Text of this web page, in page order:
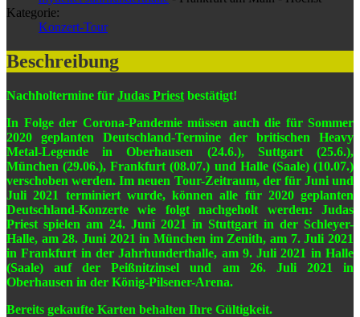
Kategorie:
Konzert-Tour
Beschreibung
Nachholtermine für Judas Priest bestätigt!
In Folge der Corona-Pandemie müssen auch die für Sommer
2020 geplanten Deutschland-Termine der britischen Heavy
Metal-Legende in Oberhausen (24.6.), Suttgart (25.6.),
München (29.06.), Frankfurt (08.07.) und Halle (Saale) (10.07.)
verschoben werden. Im neuen Tour-Zeitraum, der für Juni und
Juli 2021 terminiert wurde, können alle für 2020 geplanten
Deutschland-Konzerte wie folgt nachgeholt werden: Judas
Priest spielen am 24. Juni 2021 in Stuttgart in der Schleyer-
Halle, am 28. Juni 2021 in München im Zenith, am 7. Juli 2021
in Frankfurt in der Jahrhunderthalle, am 9. Juli 2021 in Halle
(Saale) auf der Peißnitzinsel und am 26. Juli 2021 in
Oberhausen in der König-Pilsener-Arena.
Bereits gekaufte Karten behalten Ihre Gültigkeit.